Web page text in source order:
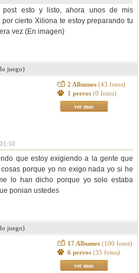
esto y listo, ahora unos de mis
cierto Xiliona te estoy preparando tu
vez (En imagen)
juego)
2 Albumes (43 fotos)
1 perros (0 fotos)
ver mas
que estoy exigiendo a la gente que
porque yo no exigo nada yo si he
lo han dicho porque yo solo estaba
ponian ustedes
juego)
17 Albumes (100 fotos)
6 perros (35 fotos)
ver mas